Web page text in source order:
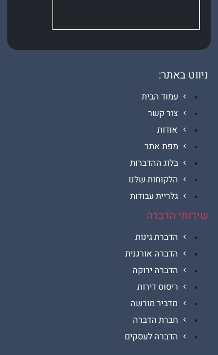
באתר:
עמוד הבית
צור קשר
אודות
מפת אתר
בלוג ההדברות
הלקוחות שלנו
גלריית עבודות
הדברה
הדברת גינות
הדברה אורגנית
הדברה ירוקה
ריסוס דירות
מדביר מורשה
חברת הדברה
הדברה לעסקים